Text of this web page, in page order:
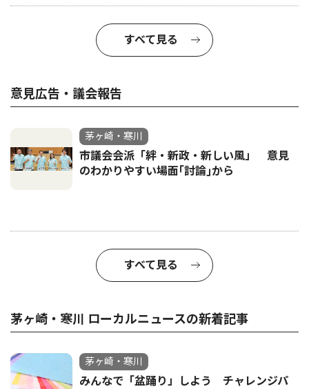
すべて見る
意見広告・議会報告
茅ヶ崎・寒川
市議会会派「絆・新政・新しい風」 意見
のわかりやすい場面｢討論｣から
すべて見る
茅ヶ崎・寒川 ローカルニュースの新着記事
茅ヶ崎・寒川
みんなで「盆踊り」しよう チャレンジパ